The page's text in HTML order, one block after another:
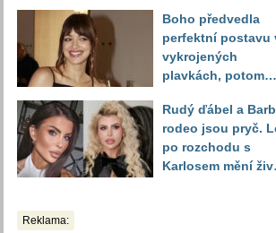
Boho předvedla
perfektní postavu
vykrojených
plavkách, potom
těla
Rudý ďábel a
rodeo jsou pryč.
po rozchodu s
Karlosem mění
Reklama: